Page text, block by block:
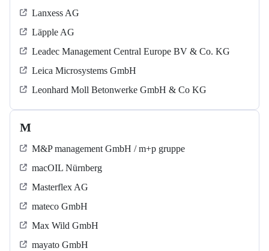
Lanxess AG
Läpple AG
Leadec Management Central Europe BV & Co. KG
Leica Microsystems GmbH
Leonhard Moll Betonwerke GmbH & Co KG
M
M&P management GmbH / m+p gruppe
macOIL Nürnberg
Masterflex AG
mateco GmbH
Max Wild GmbH
mayato GmbH